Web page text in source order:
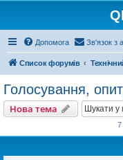
Допомога Зв'язок з
Список форумів
Голосування,
Нова тема
7